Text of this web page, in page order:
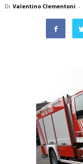
Di Valentino Clementoni -